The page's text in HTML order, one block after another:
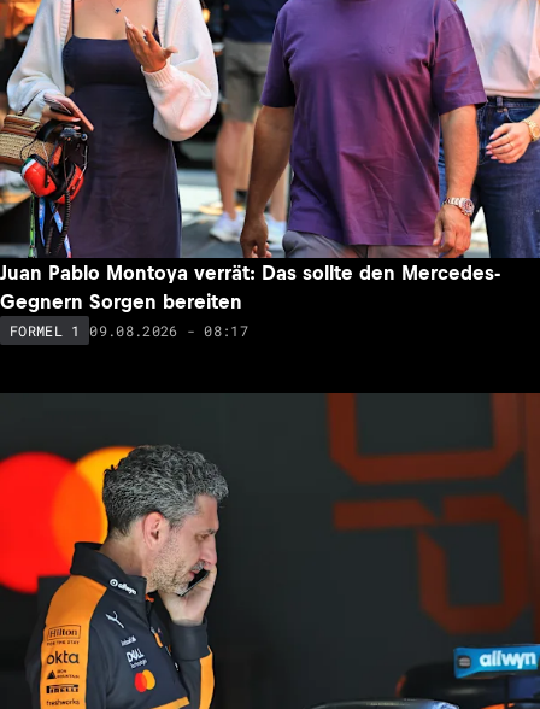
Juan Pablo Montoya verrät: Das sollte den Mercedes-
Gegnern Sorgen bereiten
FORMEL 1 09.08.2026 - 08:17